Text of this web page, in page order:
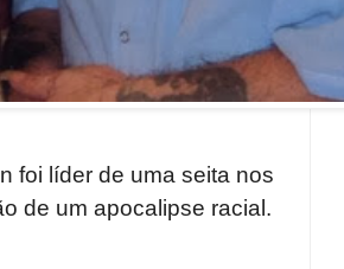
foi líder de uma seita nos
de um apocalipse racial.